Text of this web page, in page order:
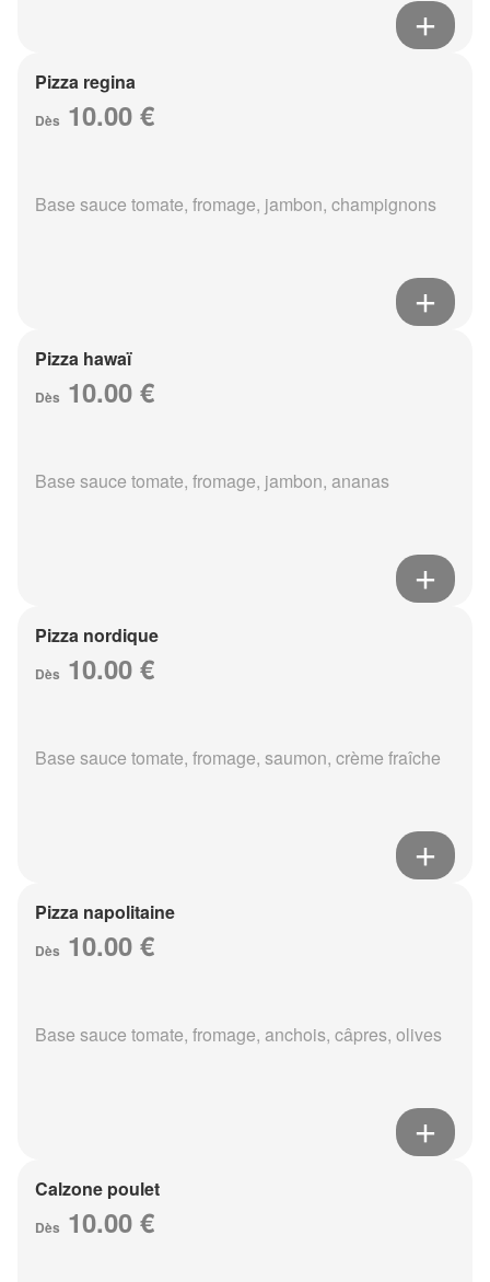
Pizza regina
Dès 10.00 €
Base sauce tomate, fromage, jambon, champignons
Pizza hawaï
Dès 10.00 €
Base sauce tomate, fromage, jambon, ananas
Pizza nordique
Dès 10.00 €
Base sauce tomate, fromage, saumon, crème fraîche
Pizza napolitaine
Dès 10.00 €
Base sauce tomate, fromage, anchois, câpres, olives
Calzone poulet
Dès 10.00 €